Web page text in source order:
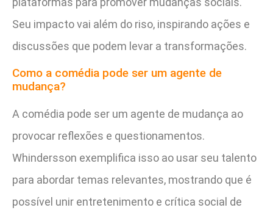
Seu impacto vai além do riso, inspirando ações e
discussões que podem levar a transformações.
Como a comédia pode ser um agente de
mudança?
A comédia pode ser um agente de mudança ao
provocar reflexões e questionamentos.
Whindersson exemplifica isso ao usar seu talento
para abordar temas relevantes, mostrando que é
possível unir entretenimento e crítica social de